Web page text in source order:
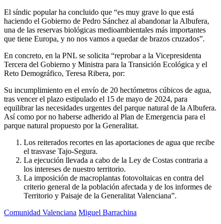
El síndic popular ha concluido que “es muy grave lo que está
haciendo el Gobierno de Pedro Sánchez al abandonar la Albufera,
una de las reservas biológicas medioambientales más importantes
que tiene Europa, y no nos vamos a quedar de brazos cruzados”.
En concreto, en la PNL se solicita “reprobar a la Vicepresidenta
Tercera del Gobierno y Ministra para la Transición Ecológica y el
Reto Demográfico, Teresa Ribera, por:
Su incumplimiento en el envío de 20 hectómetros cúbicos de agua,
tras vencer el plazo estipulado el 15 de mayo de 2024, para
equilibrar las necesidades urgentes del parque natural de la Albufera.
Así como por no haberse adherido al Plan de Emergencia para el
parque natural propuesto por la Generalitat.
Los reiterados recortes en las aportaciones de agua que recibe
el trasvase Tajo-Segura.
La ejecución llevada a cabo de la Ley de Costas contraria a
los intereses de nuestro territorio.
La imposición de macroplantas fotovoltaicas en contra del
criterio general de la población afectada y de los informes de
Territorio y Paisaje de la Generalitat Valenciana”.
Comunidad Valenciana Miguel Barrachina